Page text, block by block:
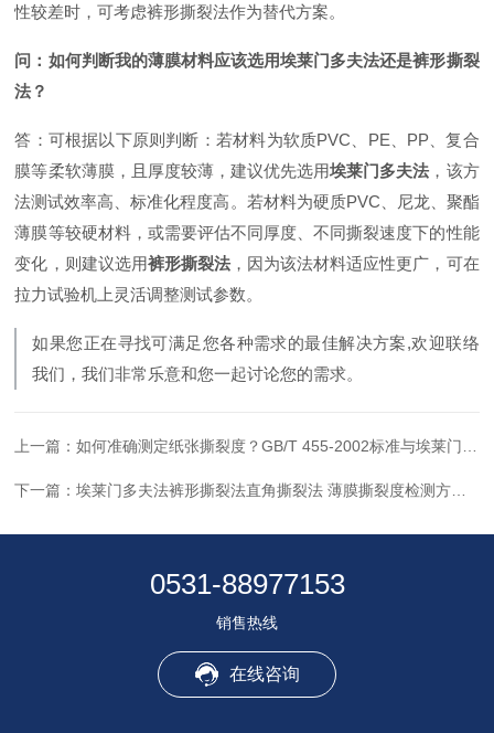
性较差时，可考虑裤形撕裂法作为替代方案。
问：如何判断我的薄膜材料应该选用埃莱门多夫法还是裤形撕裂
法？
答：可根据以下原则判断：若材料为软质PVC、PE、PP、复合
膜等柔软薄膜，且厚度较薄，建议优先选用埃莱门多夫法 ，该方
法测试效率高、标准化程度高 。若材料为硬质PVC、尼龙、聚酯
薄膜等较硬材料，或需要评估不同厚度、不同撕裂速度下的性能
变化，则建议选用裤形撕裂法 ，因为该法材料适应性更广，可在
拉力试验机上灵活调整测试参数。
如果您正在寻找可满足您各种需求的最佳解决方案,欢迎联络
我们，我们非常乐意和您一起讨论您的需求。
上一篇：如何准确测定纸张撕裂度？GB/T 455-2002标准与埃莱门多夫法测试全攻略
下一篇：埃莱门多夫法裤形撕裂法直角撕裂法 薄膜撕裂度检测方法对比与设备选型指南
0531-88977153
销售热线
在线咨询